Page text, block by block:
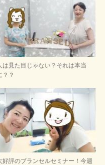
は見た目じゃない？それは本当
？？
好評のブランセルセミナー！今週